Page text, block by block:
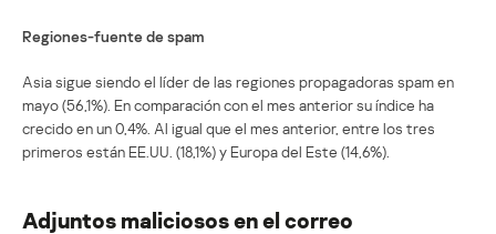
Regiones-fuente de spam
Asia sigue siendo el líder de las regiones propagadoras spam en
mayo (56,1%). En comparación con el mes anterior su índice ha
crecido en un 0,4%. Al igual que el mes anterior, entre los tres
primeros están EE.UU. (18,1%) y Europa del Este (14,6%).
Adjuntos maliciosos en el correo